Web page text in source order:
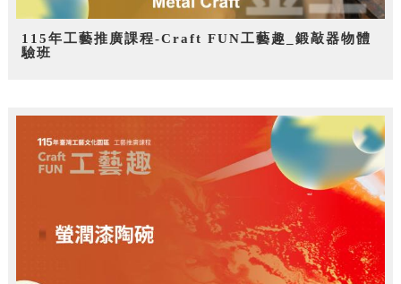
115年工藝推廣課程-Craft FUN工藝趣_鍛敲器物體
驗班